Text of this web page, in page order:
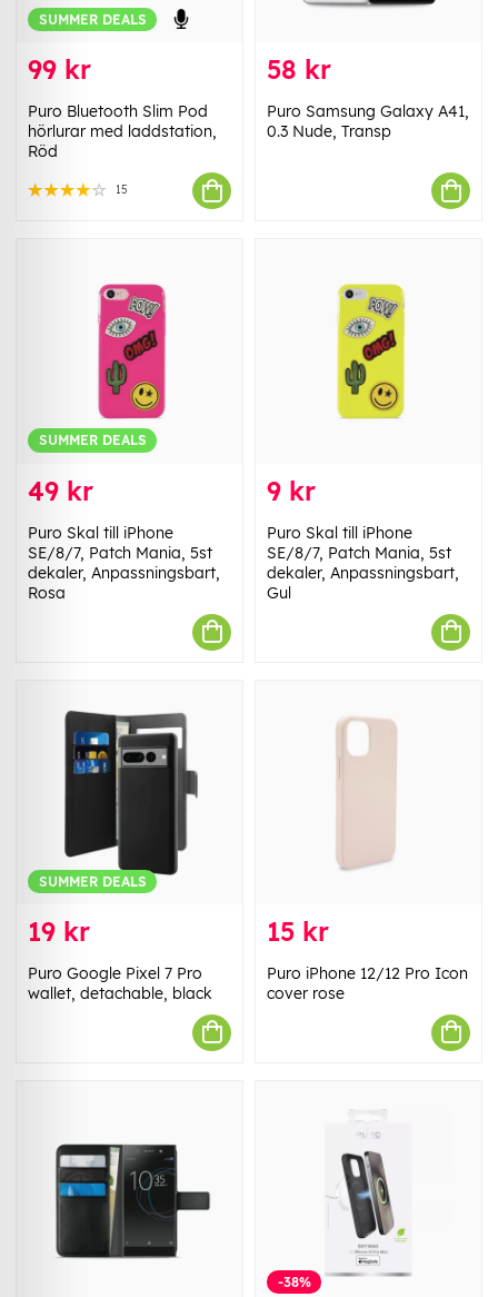
SUMMER DEALS
99 kr
Puro Bluetooth Slim Pod
hörlurar med laddstation,
Röd
15
58 kr
Puro Samsung Galaxy A41,
0.3 Nude, Transp
SUMMER DEALS
49 kr
Puro Skal till iPhone
SE/8/7, Patch Mania, 5st
dekaler, Anpassningsbart,
Rosa
9 kr
Puro Skal till iPhone
SE/8/7, Patch Mania, 5st
dekaler, Anpassningsbart,
Gul
SUMMER DEALS
19 kr
Puro Google Pixel 7 Pro
wallet, detachable, black
15 kr
Puro iPhone 12/12 Pro Icon
cover rose
-38%